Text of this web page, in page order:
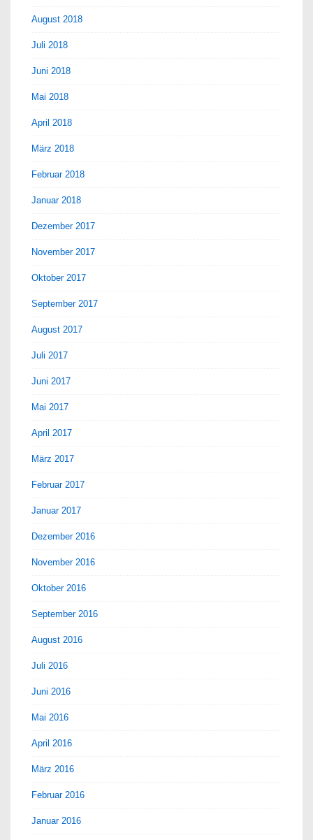
August 2018
Juli 2018
Juni 2018
Mai 2018
April 2018
März 2018
Februar 2018
Januar 2018
Dezember 2017
November 2017
Oktober 2017
September 2017
August 2017
Juli 2017
Juni 2017
Mai 2017
April 2017
März 2017
Februar 2017
Januar 2017
Dezember 2016
November 2016
Oktober 2016
September 2016
August 2016
Juli 2016
Juni 2016
Mai 2016
April 2016
März 2016
Februar 2016
Januar 2016